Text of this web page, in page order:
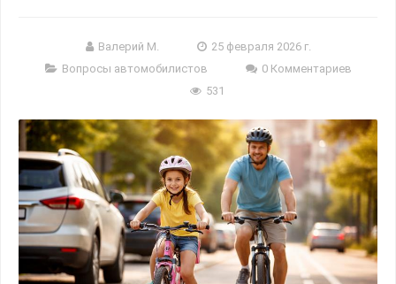
Валерий М.
25 февраля 2026 г.
Вопросы автомобилистов
0 Комментариев
531